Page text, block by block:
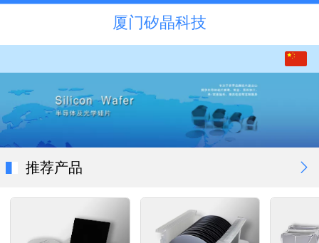
厦门矽晶科技
English
推荐产品